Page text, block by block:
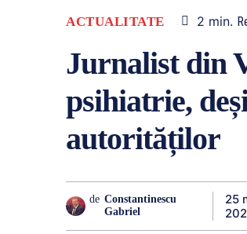
ACTUALITATE 2 min.
Jurnalist din
psihiatrie,
autorităților
de Constantinescu
Gabriel
25